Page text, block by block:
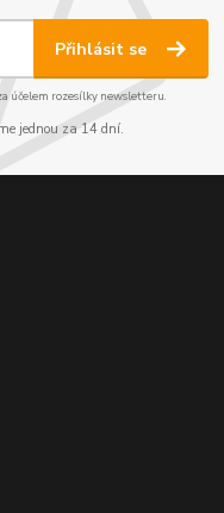
Přihlásit se
účelem rozesílky newsletteru.
jednou za 14 dní.